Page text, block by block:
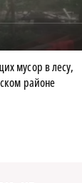
мусор в лесу,
районе